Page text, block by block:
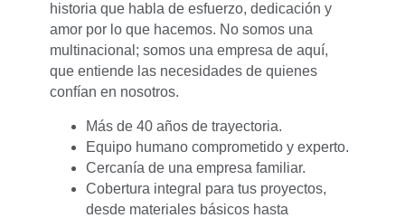
historia que habla de esfuerzo, dedicación y
amor por lo que hacemos. No somos una
multinacional; somos una empresa de aquí,
que entiende las necesidades de quienes
confían en nosotros.
Más de 40 años de trayectoria.
Equipo humano comprometido y experto.
Cercanía de una empresa familiar.
Cobertura integral para tus proyectos,
desde materiales básicos hasta